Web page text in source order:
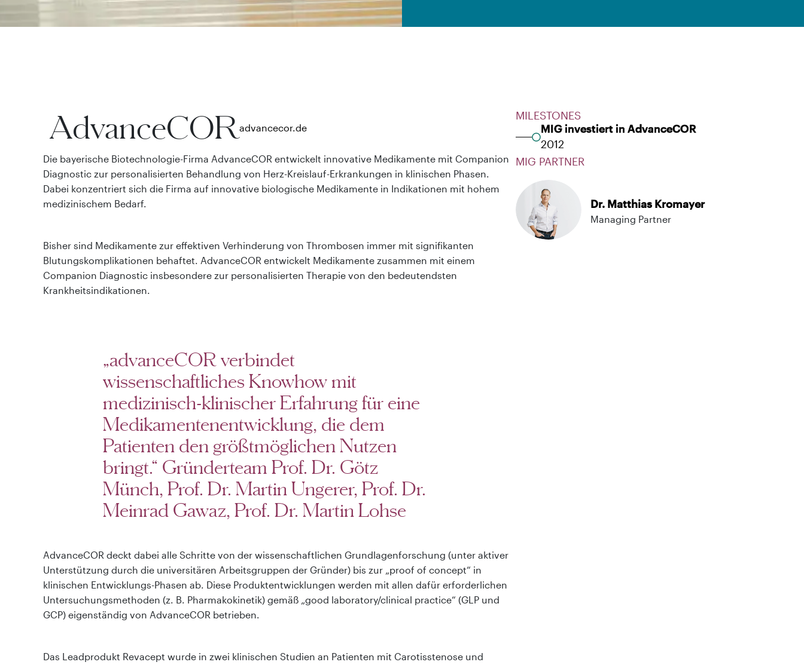
AdvanceCOR advancecor.de
Die bayerische Biotechnologie-Firma AdvanceCOR entwickelt innovative Medikamente mit Companion
Diagnostic zur personalisierten Behandlung von Herz-Kreislauf-Erkrankungen in klinischen Phasen.
Dabei konzentriert sich die Firma auf innovative biologische Medikamente in Indikationen mit hohem
medizinischem Bedarf.
Bisher sind Medikamente zur effektiven Verhinderung von Thrombosen immer mit signifikanten
Blutungskomplikationen behaftet. AdvanceCOR entwickelt Medikamente zusammen mit einem
Companion Diagnostic insbesondere zur personalisierten Therapie von den bedeutendsten
Krankheitsindikationen.
„advanceCOR verbindet
wissenschaftliches Knowhow mit
medizinisch-klinischer Erfahrung für eine
Medikamentenentwicklung, die dem
Patienten den größtmöglichen Nutzen
bringt.“ Gründerteam Prof. Dr. Götz
Münch, Prof. Dr. Martin Ungerer, Prof. Dr.
Meinrad Gawaz, Prof. Dr. Martin Lohse
AdvanceCOR deckt dabei alle Schritte von der wissenschaftlichen Grundlagenforschung (unter aktiver
Unterstützung durch die universitären Arbeitsgruppen der Gründer) bis zur „proof of concept“ in
klinischen Entwicklungs-Phasen ab. Diese Produktentwicklungen werden mit allen dafür erforderlichen
Untersuchungsmethoden (z. B. Pharmakokinetik) gemäß „good laboratory/clinical practice“ (GLP und
GCP) eigenständig von AdvanceCOR betrieben.
Das Leadprodukt Revacept wurde in zwei klinischen Studien an Patienten mit Carotisstenose und
MILESTONES
MIG investiert in AdvanceCOR
2012
MIG PARTNER
Dr. Matthias Kromayer
Managing Partner